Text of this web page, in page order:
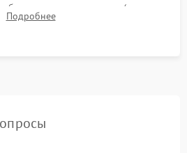
дренажного насоса (откачка
посторонних скрипов, стуков или
Подробнее